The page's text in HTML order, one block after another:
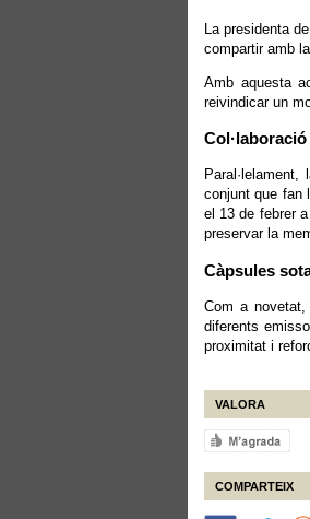
La presidenta
compartir amb
Amb aquesta
reivindicar un
conjunt que fan
el 13 de febrer
preservar la
Càpsules
Com a
diferents
proximitat i
VALORA
COMPARTEIX